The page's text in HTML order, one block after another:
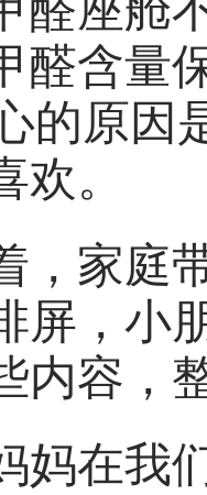
醛座舱
醛含量
的原因
。
家庭带
屏，小
内容，
在我们